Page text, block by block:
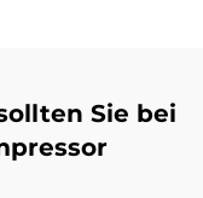
Sie bei